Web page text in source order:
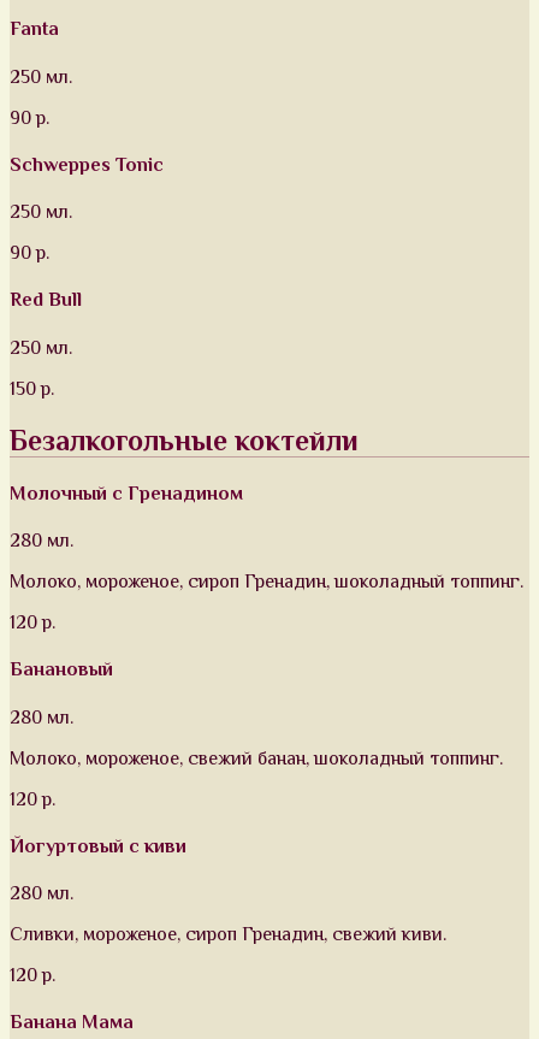
Fanta
250 мл.
90 р.
Schweppes Tonic
250 мл.
90 р.
Red Bull
250 мл.
150 р.
Безалкогольные коктейли
Молочный с Гренадином
280 мл.
Молоко, мороженое, сироп Гренадин, шоколадный топпинг.
120 р.
Банановый
280 мл.
Молоко, мороженое, свежий банан, шоколадный топпинг.
120 р.
Йогуртовый с киви
280 мл.
Сливки, мороженое, сироп Гренадин, свежий киви.
120 р.
Банана Мама